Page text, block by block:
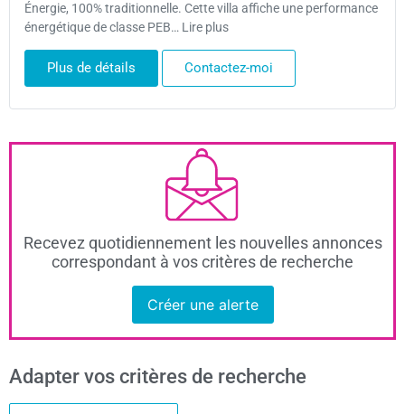
Énergie, 100% traditionnelle. Cette villa affiche une performance
énergétique de classe PEB… Lire plus
Plus de détails Contactez-moi
Recevez quotidiennement les nouvelles annonces
correspondant à vos critères de recherche
Créer une alerte
Adapter vos critères de recherche